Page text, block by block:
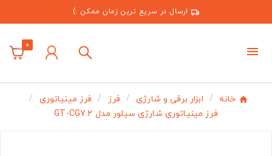
ارسال در سریع ترین زمان ممکن :)
0
خانه ابزار برقی و شارژی فرز
فرز مینیاتوری
فرز مینیاتوری شارژی سیلور مدل GT-CG7.2